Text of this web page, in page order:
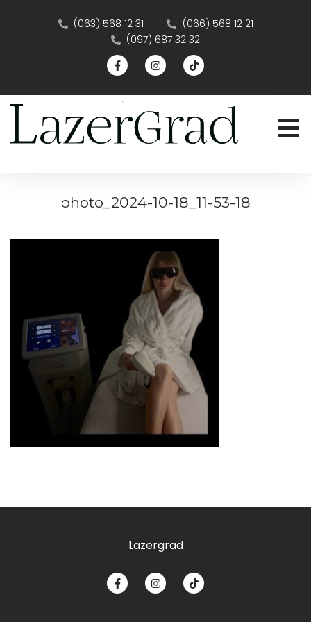
(063) 568 12 31
(066) 568 12 21
(097) 687 32 32
photo_2024-10-18_11-53-18
Lazergrad